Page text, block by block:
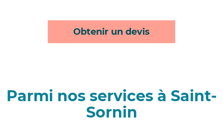
Obtenir un devis
Parmi nos services à Saint-
Sornin